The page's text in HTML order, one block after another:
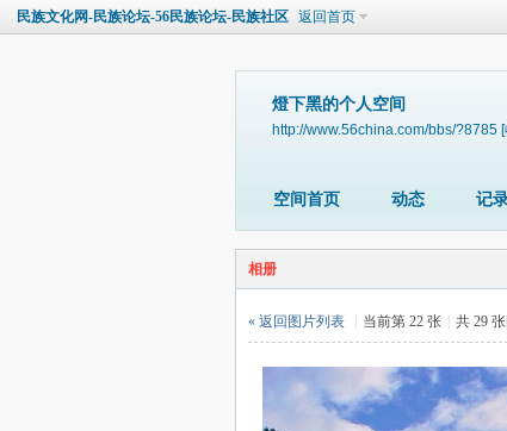
民族文化网-民族论坛-56民族论坛-民族社区 返回首页
燈下黑的个人空间
http://www.56china.com/bbs/?8785 [
空间首页 动态 记
相册
« 返回图片列表 当前第 22 张 共 29